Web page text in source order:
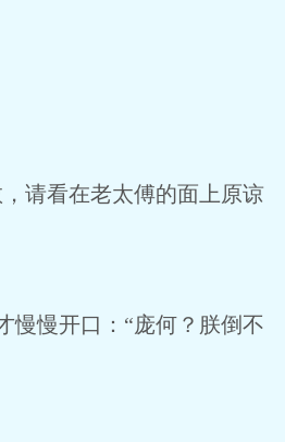
请看在老太傅的面上原谅
慢开口：“庞何？朕倒不